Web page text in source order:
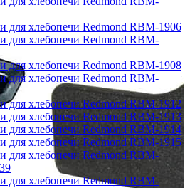
для хлебопечи Redmond RBM-1906
для хлебопечи Redmond RBM-
для хлебопечи Redmond RBM-1908
для хлебопечи Redmond RBM-
для хлебопечи Redmond RBM-1912
для хлебопечи Redmond RBM-1913
для хлебопечи Redmond RBM-1914
для хлебопечи Redmond RBM-1915
для хлебопечи Redmond RBM-
для хлебопечи Redmond RBM-